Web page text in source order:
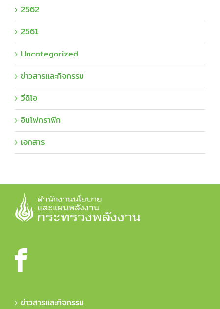
2562
2561
Uncategorized
ข่าวสารและกิจกรรม
วีดิโอ
อินโฟกราฟิก
เอกสาร
ข่าวสารและกิจกรรม